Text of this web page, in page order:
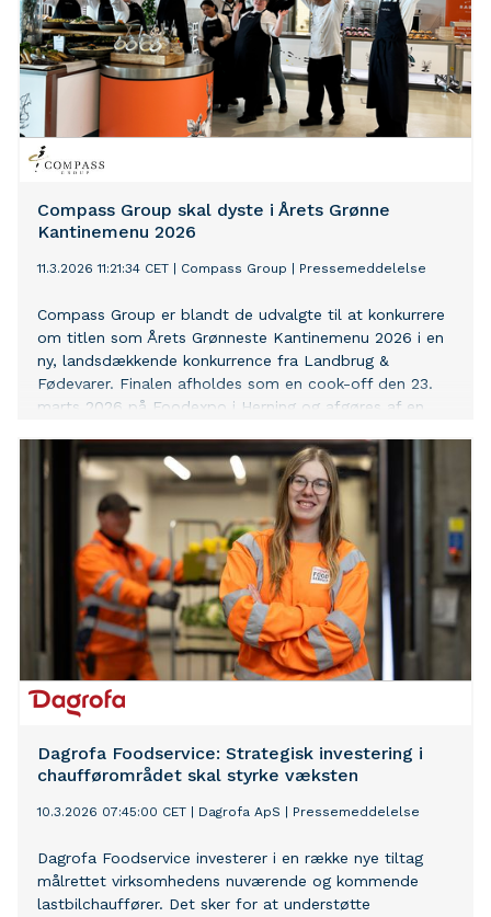
Compass Group skal dyste i Årets Grønne
Kantinemenu 2026
11.3.2026 11:21:34 CET Compass Group Pressemeddelelse
Compass Group er blandt de udvalgte til at konkurrere
om titlen som Årets Grønneste Kantinemenu 2026 i en
ny, landsdækkende konkurrence fra Landbrug &
Fødevarer. Finalen afholdes som en cook-off den 23.
marts 2026 på Foodexpo i Herning og afgøres af en
Dagrofa Foodservice: Strategisk investering i
chaufførområdet skal styrke væksten
10.3.2026 07:45:00 CET Dagrofa ApS Pressemeddelelse
Dagrofa Foodservice investerer i en række nye tiltag
målrettet virksomhedens nuværende og kommende
lastbilchauffører. Det sker for at understøtte